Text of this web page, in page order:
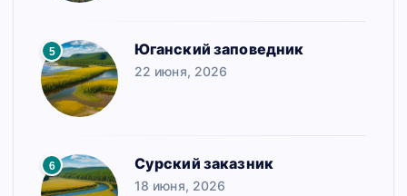
5 Юганский заповедник
22 июня, 2026
6 Сурский заказник
18 июня, 2026